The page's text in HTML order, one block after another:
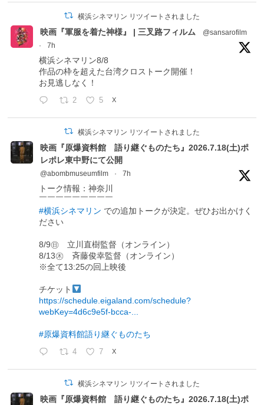
横浜シネマリン リツイートされました
映画『軍服を着た神様』 | 三叉路フィルム
@sansarofilm
·
7h
横浜シネマリン8/8
作品の枠を超えた台湾クロストーク開催！
お見逃しなく！
2 5 X
横浜シネマリン リツイートされました
映画『原爆資料館 語り継ぐものたち』2026.7.18(土)ポ
レポレ東中野にて公開
@abombmuseumfilm · 7h
トーク情報：神奈川
￣￣￣￣￣￣￣￣￣
#横浜シネマリン での追加トークが決定。ぜひお出かけく
ださい
8/9㊐ 立川直樹監督（オンライン）
8/13㊍ 斉藤俊幸監督（オンライン）
※全て13:25の回上映後
チケット
https://schedule.eigaland.com/schedule?
webKey=4d6c9e5f-bcca-...
#原爆資料館語り継ぐものたち
4 7 X
横浜シネマリン リツイートされました
映画『原爆資料館 語り継ぐものたち』2026.7.18(土)ポ